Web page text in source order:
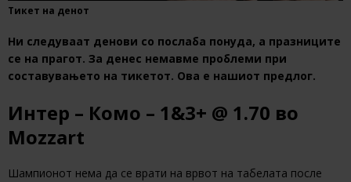
Тикет на денот
Ни следуваат денови со послаба понуда, а празниците
се на прагот. За денес немавме проблеми при
составувањето на тикетот. Ова е нашиот предлог.
Интер – Комо – 1&3+ @ 1.70 во
Mozzart
Шампионот нема да се врати на врвот на табелата после